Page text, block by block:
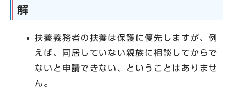
解
扶養義務者の扶養は保護に優先しますが、例
えば、同居していない親族に相談してからで
ないと申請できない、ということはありませ
ん。